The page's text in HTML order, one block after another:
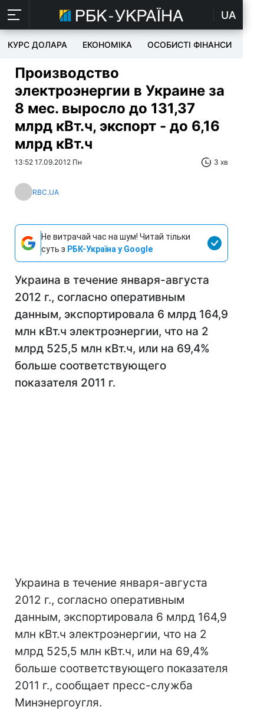
UA
КУРС ДОЛАРА ЕКОНОМІКА ОСОБИСТІ ФІНАНСИ
Производство
электроэнергии в Украине за
8 мес. выросло до 131,37
млрд кВт.ч, экспорт - до 6,16
млрд кВт.ч
13:52 17.09.2012 Пн 3 хв
RBC.UA
Не витрачай час на шум! Читай тільки
суть з РБК-Україна у Google
Украина в течение января-августа
2012 г., согласно оперативным
данным, экспортировала 6 млрд 164,9
млн кВт.ч электроэнергии, что на 2
млрд 525,5 млн кВт.ч, или на 69,4%
больше соответствующего
показателя 2011 г.
Украина в течение января-августа
2012 г., согласно оперативным
данным, экспортировала 6 млрд 164,9
млн кВт.ч электроэнергии, что на 2
млрд 525,5 млн кВт.ч, или на 69,4%
больше соответствующего показателя
2011 г., сообщает пресс-служба
Минэнергоугля.